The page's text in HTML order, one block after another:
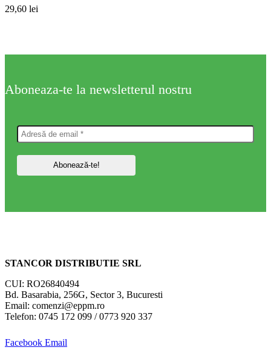
29,60 lei
Aboneaza-te la newsletterul nostru
STANCOR DISTRIBUTIE SRL
CUI: RO26840494
Bd. Basarabia, 256G, Sector 3, Bucuresti
Email: comenzi@eppm.ro
Telefon: 0745 172 099 / 0773 920 337
Facebook Email